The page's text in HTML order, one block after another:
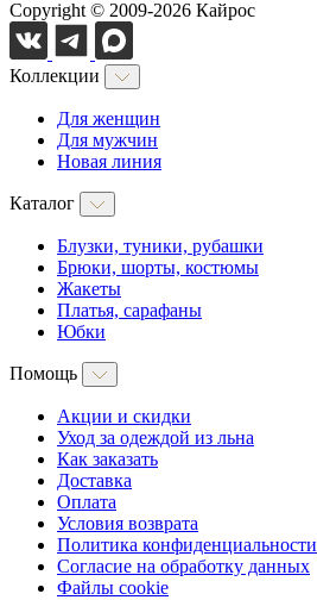
Copyright © 2009-2026 Кайрос
Коллекции
Для женщин
Для мужчин
Новая линия
Каталог
Блузки, туники, рубашки
Брюки, шорты, костюмы
Жакеты
Платья, сарафаны
Юбки
Помощь
Акции и скидки
Уход за одеждой из льна
Как заказать
Доставка
Оплата
Условия возврата
Политика конфиденциальности
Согласие на обработку данных
Файлы cookie